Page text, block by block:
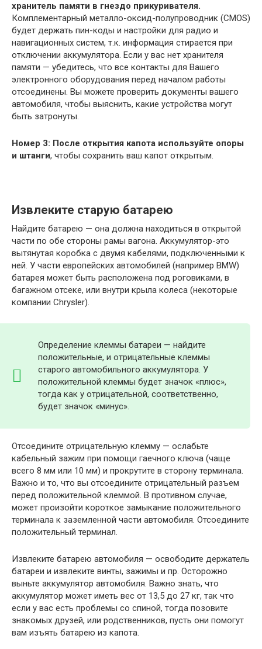
хранитель памяти в гнездо прикуривателя.
Комплементарный металло-оксид-полупроводник (CMOS)
будет держать пин-коды и настройки для радио и
навигационных систем, т.к. информация стирается при
отключении аккумулятора. Если у вас нет хранителя
памяти — убедитесь, что все контакты для Вашего
электронного оборудования перед началом работы
отсоединены. Вы можете проверить документы вашего
автомобиля, чтобы выяснить, какие устройства могут
быть затронуты.
Номер 3: После открытия капота используйте опоры
и штанги, чтобы сохранить ваш капот открытым.
Извлеките старую батарею
Найдите батарею — она должна находиться в открытой
части по обе стороны рамы вагона. Аккумулятор-это
вытянутая коробка с двумя кабелями, подключенными к
ней. У части европейских автомобилей (например BMW)
батарея может быть расположена под роговиками, в
багажном отсеке, или внутри крыла колеса (некоторые
компании Chrysler).
Определение клеммы батареи — найдите
положительные, и отрицательные клеммы
старого автомобильного аккумулятора. У
положительной клеммы будет значок «плюс»,
тогда как у отрицательной, соответственно,
будет значок «минус».
Отсоедините отрицательную клемму — ослабьте
кабельный зажим при помощи гаечного ключа (чаще
всего 8 мм или 10 мм) и прокрутите в сторону терминала.
Важно и то, что вы отсоедините отрицательный разъем
перед положительной клеммой. В противном случае,
может произойти короткое замыкание положительного
терминала к заземленной части автомобиля. Отсоедините
положительный терминал.
Извлеките батарею автомобиля — освободите держатель
батареи и извлеките винты, зажимы и пр. Осторожно
выньте аккумулятор автомобиля. Важно знать, что
аккумулятор может иметь вес от 13,5 до 27 кг, так что
если у вас есть проблемы со спиной, тогда позовите
знакомых друзей, или родственников, пусть они помогут
вам изъять батарею из капота.